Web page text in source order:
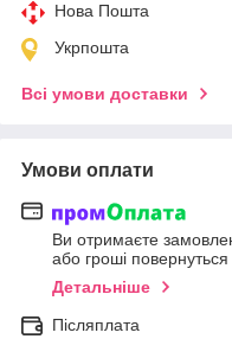
Нова Пошта
Укрпошта
Всі умови доставки
Умови оплати
Ви отримаєте
або гроші
Детальніше
Післяплата